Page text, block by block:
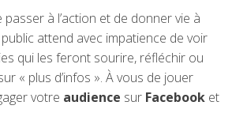
passer à l’action et de donner vie à
attend avec impatience de voir
qui les feront sourire, réfléchir ou
« plus d’infos ». À vous de jouer
votre audience sur Facebook et